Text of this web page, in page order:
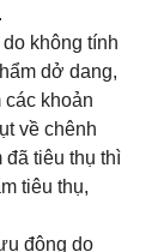
không tính
dở dang,
các khoản
về chênh
đã tiêu thụ thì
tiêu thụ,
động do